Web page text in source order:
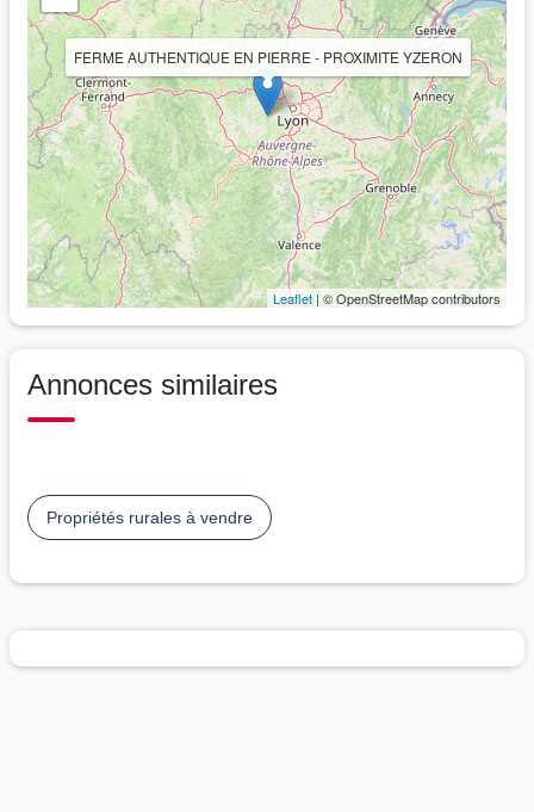
FERME AUTHENTIQUE EN PIERRE - PROXIMITE YZERON
Leaflet | © OpenStreetMap contributors
Annonces similaires
Propriétés rurales à vendre